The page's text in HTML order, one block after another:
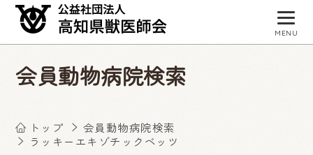
会員動物病院検索
トップ
会員動物病院検索
ラッキーエキゾチックベッツ
MENU
会員病院検索